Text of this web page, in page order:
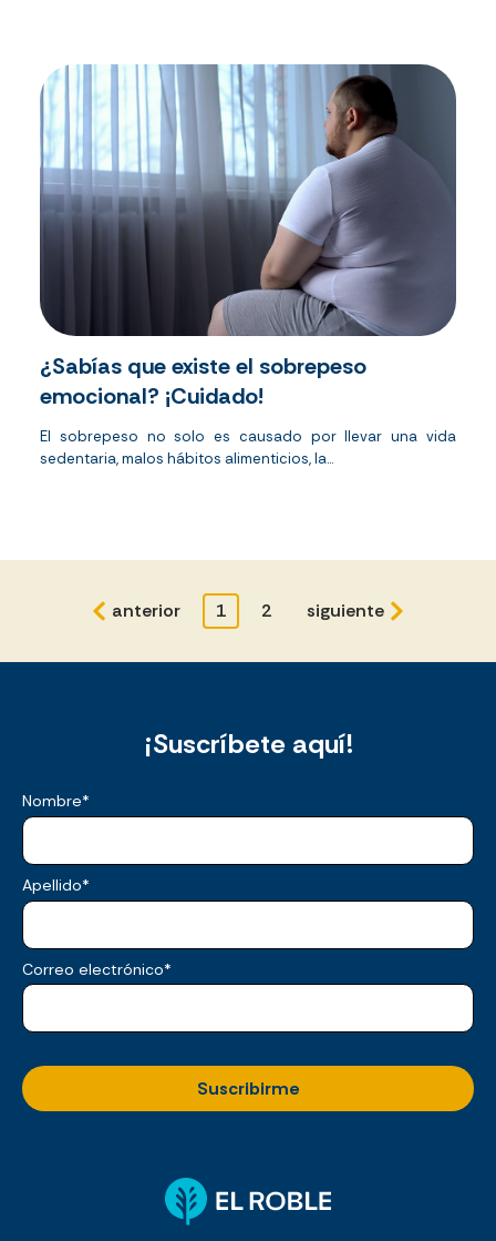
¿Sabías que existe el sobrepeso
emocional? ¡Cuidado!
El sobrepeso no solo es causado por llevar una vida
sedentaria, malos hábitos alimenticios, la...
anterior 1 2 siguiente
¡Suscríbete aquí!
Nombre*
Apellido*
Correo electrónico*